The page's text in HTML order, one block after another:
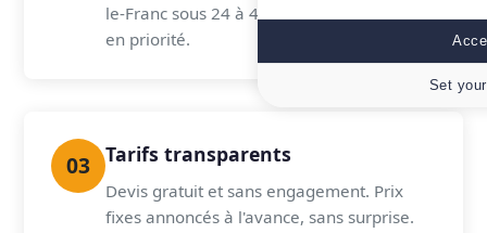
le-Franc sous 24 à 48h. Urgences traitées
en priorité.
03 Tarifs transparents
Devis gratuit et sans engagement. Prix
fixes annoncés à l'avance, sans surprise.
Set